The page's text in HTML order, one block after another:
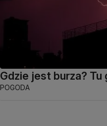
Gdzie jest burza?
POGODA